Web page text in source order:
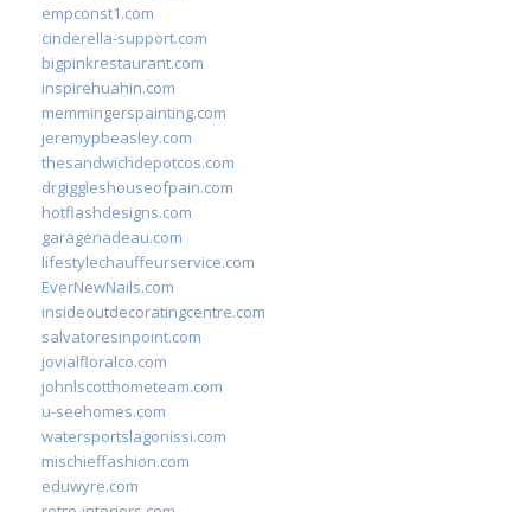
empconst1.com
cinderella-support.com
bigpinkrestaurant.com
inspirehuahin.com
memmingerspainting.com
jeremypbeasley.com
thesandwichdepotcos.com
drgiggleshouseofpain.com
hotflashdesigns.com
garagenadeau.com
lifestylechauffeurservice.com
EverNewNails.com
insideoutdecoratingcentre.com
salvatoresinpoint.com
jovialfloralco.com
johnlscotthometeam.com
u-seehomes.com
watersportslagonissi.com
mischieffashion.com
eduwyre.com